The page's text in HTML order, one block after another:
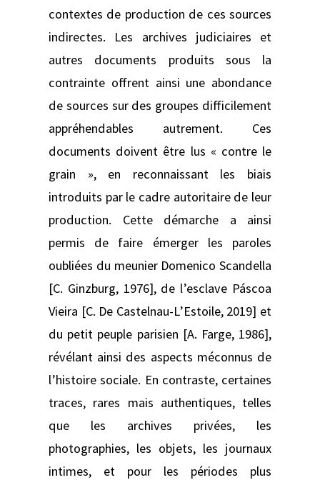
contextes de production de ces sources
indirectes. Les archives judiciaires et
autres documents produits sous la
contrainte offrent ainsi une abondance
de sources sur des groupes difficilement
appréhendables autrement. Ces
documents doivent être lus « contre le
grain », en reconnaissant les biais
introduits par le cadre autoritaire de leur
production. Cette démarche a ainsi
permis de faire émerger les paroles
oubliées du meunier Domenico Scandella
[C. Ginzburg, 1976], de l’esclave Páscoa
Vieira [C. De Castelnau-L’Estoile, 2019] et
du petit peuple parisien [A. Farge, 1986],
révélant ainsi des aspects méconnus de
l’histoire sociale. En contraste, certaines
traces, rares mais authentiques, telles
que les archives privées, les
photographies, les objets, les journaux
intimes, et pour les périodes plus